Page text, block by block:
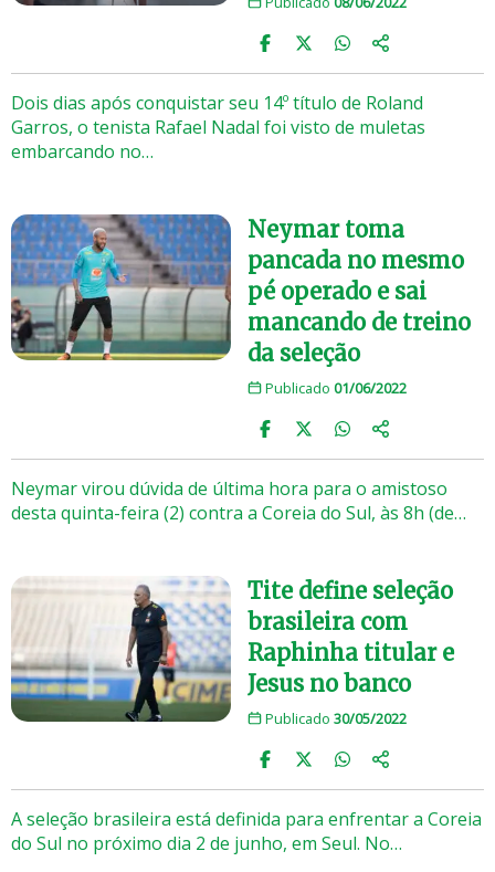
Dois dias após conquistar seu 14º título de Roland
Garros, o tenista Rafael Nadal foi visto de muletas
embarcando no…
Neymar toma
pancada no mesmo
pé operado e sai
mancando de treino
da seleção
Publicado 01/06/2022
Neymar virou dúvida de última hora para o amistoso
desta quinta-feira (2) contra a Coreia do Sul, às 8h (de…
Tite define seleção
brasileira com
Raphinha titular e
Jesus no banco
Publicado 30/05/2022
A seleção brasileira está definida para enfrentar a Coreia
do Sul no próximo dia 2 de junho, em Seul. No…